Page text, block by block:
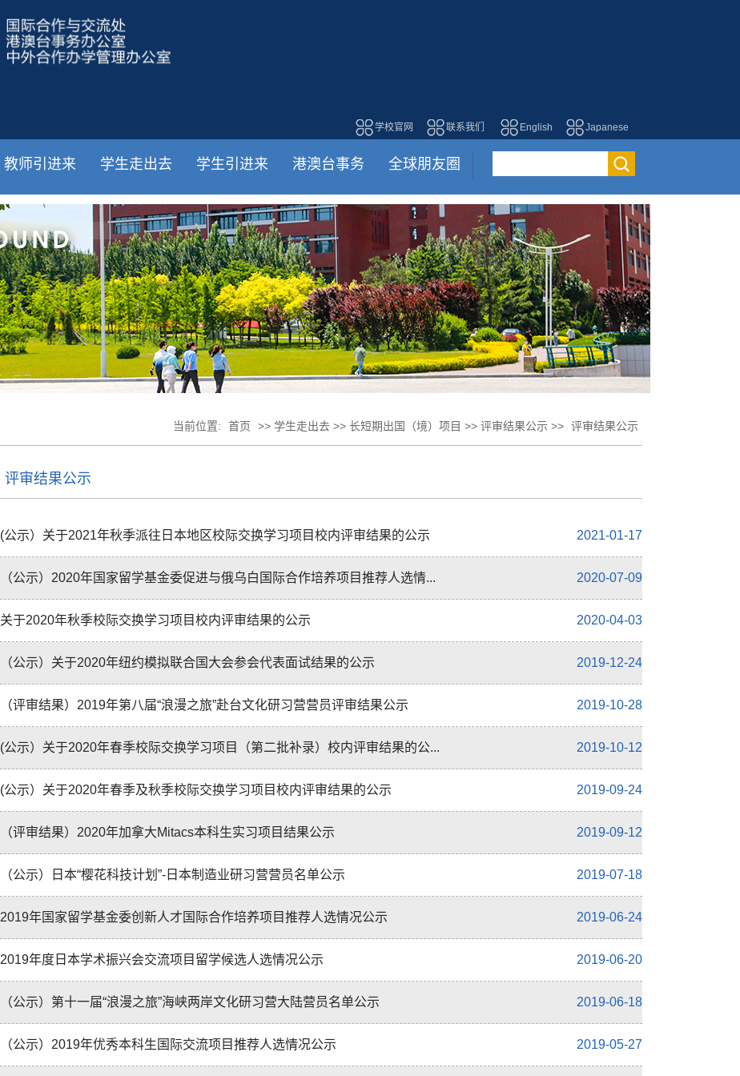
学校官网 联系我们 English Japanese
教师引进来 学生走出去 学生引进来 港澳台事务 全球朋友圈
当前位置: 首页 >> 学生走出去 >> 长短期出国（境）项目 >> 评审结果公示 >> 评审结果公示
评审结果公示
2021-01-17
(公示）关于2021年秋季派往日本地区校际交换学习项目校内评审结果的公示
2020-07-09
（公示）2020年国家留学基金委促进与俄乌白国际合作培养项目推荐人选情...
2020-04-03
关于2020年秋季校际交换学习项目校内评审结果的公示
2019-12-24
（公示）关于2020年纽约模拟联合国大会参会代表面试结果的公示
2019-10-28
（评审结果）2019年第八届“浪漫之旅”赴台文化研习营营员评审结果公示
2019-10-12
(公示）关于2020年春季校际交换学习项目（第二批补录）校内评审结果的公...
2019-09-24
(公示）关于2020年春季及秋季校际交换学习项目校内评审结果的公示
2019-09-12
（评审结果）2020年加拿大Mitacs本科生实习项目结果公示
2019-07-18
（公示）日本“樱花科技计划”-日本制造业研习营营员名单公示
2019-06-24
2019年国家留学基金委创新人才国际合作培养项目推荐人选情况公示
2019-06-20
2019年度日本学术振兴会交流项目留学候选人选情况公示
2019-06-18
（公示）第十一届“浪漫之旅”海峡两岸文化研习营大陆营员名单公示
2019-05-27
（公示）2019年优秀本科生国际交流项目推荐人选情况公示